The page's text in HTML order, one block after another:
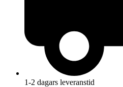
1-2 dagars leveranstid